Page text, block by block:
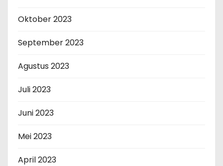
Oktober 2023
September 2023
Agustus 2023
Juli 2023
Juni 2023
Mei 2023
April 2023